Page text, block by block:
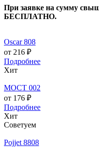
При заявке на сумму
БЕСПЛАТНО.
Oscar 808
от 216 ₽
Подробнее
Хит
МОСТ 002
от 176 ₽
Подробнее
Хит
Советуем
Pojjet 8808